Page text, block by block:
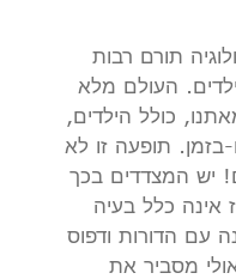
תורם רבות
העולם מלא
כולל הילדים,
תופעה זו לא
יש המצדדים בכך
אינה כלל בעיה
עם הדורות ודפוס
מסביר את